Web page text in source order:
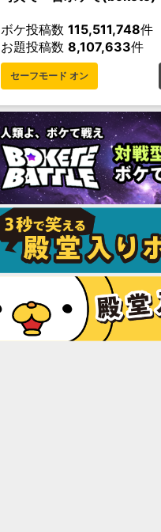
ボケ投稿数 115,511,748件
お題投稿数 8,107,633件
セーフモード オン